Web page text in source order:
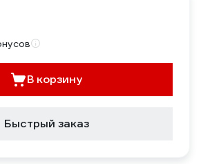
В корзину
Быстрый заказ